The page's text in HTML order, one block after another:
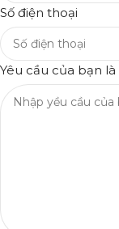
Số điện thoại
Yêu cầu của bạn là